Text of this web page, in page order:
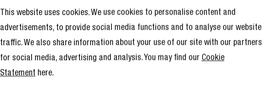
This website uses cookies. We use cookies to personalise content and
advertisements, to provide social media functions and to analyse our website
traffic. We also share information about your use of our site with our partners
for social media, advertising and analysis. You may find our Cookie
Statement here.